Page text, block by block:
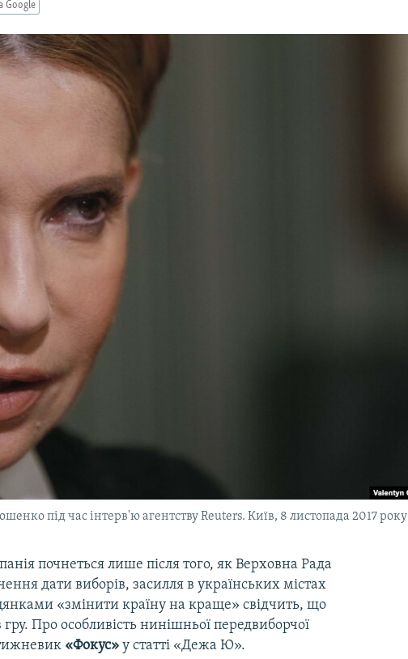
Google
під час інтерв'ю агентству Reuters. Київ, 8 листопада 2017 року
почнеться лише після того, як Верховна Рада
дати виборів, засилля в українських містах
«змінити країну на краще» свідчить, що
Про особливість нинішньої передвиборчої
тижневик «Фокус» у статті «Дежа Ю».